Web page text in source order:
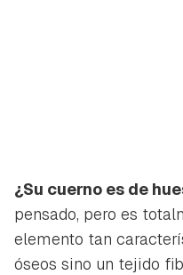
¿Su cuerno es de
pensado, pero es
elemento tan
óseos sino un tejido